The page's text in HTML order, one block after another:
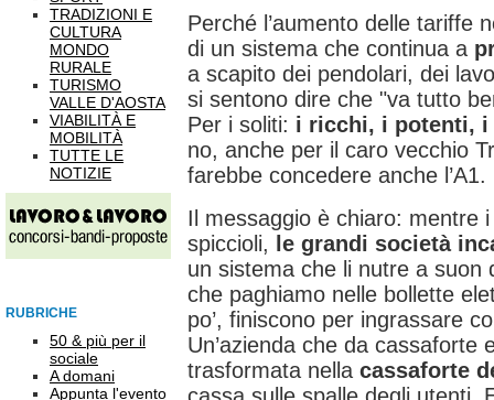
TRADIZIONI E
CULTURA
MONDO
RURALE
TURISMO
VALLE D'AOSTA
VIABILITÀ E
MOBILITÀ
TUTTE LE
NOTIZIE
RUBRICHE
50 & più per il
sociale
A domani
Appunta l'evento
Perché l’aumento delle tariffe
di un sistema che continua a
a scapito dei pendolari, dei
si sentono dire che "va tutto
Per i soliti: i ricchi, i potenti, i
no, anche per il caro vecchio
farebbe concedere anche l’A1.
Il messaggio è chiaro: mentre
spiccioli,
le grandi società
un sistema che li nutre a suon
che paghiamo nelle bollette
po’, finiscono per ingrassare
Un’azienda che da cassaforte
trasformata nella cassaforte